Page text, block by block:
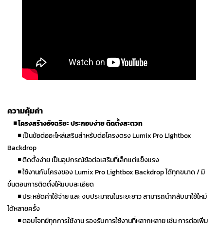
ความคุ้มค่า
◾โครงสร้างอัจฉริยะ ประกอบง่าย ติดตั้งสะดวก
◾เป็นข้อต่ออะไหล่เสริมสำหรับต่อโครงตรง Lumix Pro Lightbox
Backdrop
◾ติดตั้งง่าย เป็นอุปกรณ์ข้อต่อเสริมที่เล็กแต่แข็งแรง
◾ใช้งานกับโครงของ Lumix Pro Lightbox Backdrop ได้ทุกขนาด / มี
ขั้นตอนการติดตั้งให้แบบละเอียด
◾ประหยัดค่าใช้จ่าย และ งบประมาณในระยะยาว สามารถนำกลับมาใช้ใหม่
ได้หลายครั้ง
◾ตอบโจทย์ทุกการใช้งาน รองรับการใช้งานที่หลากหลาย เช่น การต่อเพิ่ม